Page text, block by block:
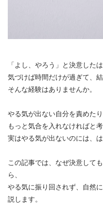
「よし、やろう」と決意したは
気づけば時間だけが過ぎて、
そんな経験はありませんか。
やる気が出ない自分を責めたり
もっと気合を入れなければと
実はやる気が出ないのには、
この記事では、なぜ決意して
ら、
やる気に振り回されず、自然
説します。